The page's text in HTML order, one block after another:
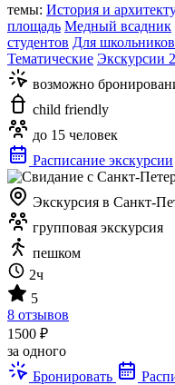
темы: История и
площадь Медный всадник
студентов Для школьников
Тематические Экскурсии
возможно
child friendly
до 15 человек
Расписание экскурсии
Экскурсия в Санкт-
групповая экскурсия
пешком
2ч
5
8 отзывов
1500 ₽
за одного
Бронировать